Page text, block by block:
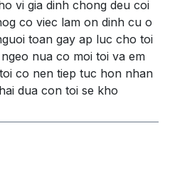
vi gia dinh chong deu coi
co viec lam on dinh cu o
toan gay ap luc cho toi
nua co moi toi va em
co nen tiep tuc hon nhan
dua con toi se kho